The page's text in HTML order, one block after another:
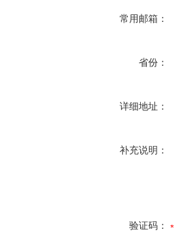
常用邮箱：
省份：
详细地址：
补充说明：
验证码：